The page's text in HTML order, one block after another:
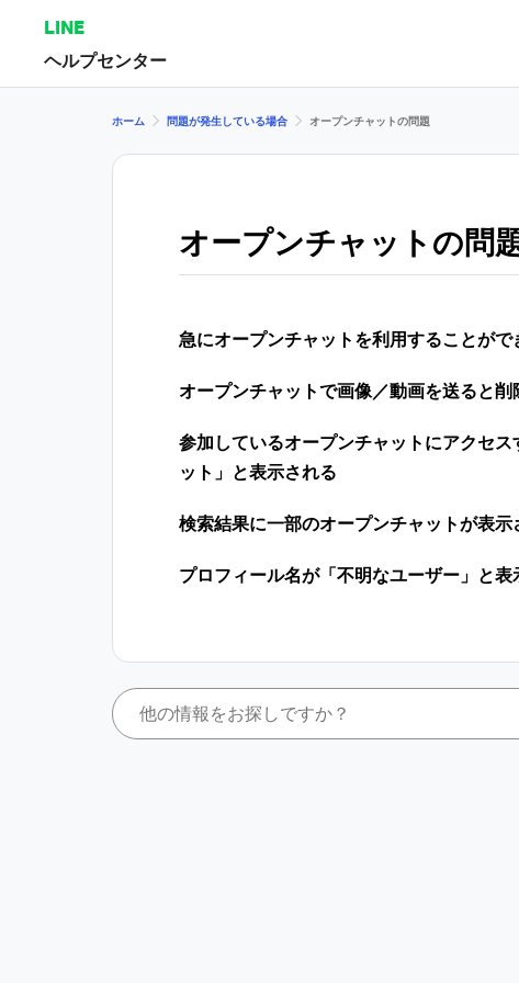
LINE
ヘルプセンター
ホーム 問題が発生している場合 オープンチャットの問題
オープンチャットの問
急にオープンチャットを利用することがで
オープンチャットで画像／動画を送ると削
参加しているオープンチャットにアクセ
ット」と表示される
検索結果に一部のオープンチャットが表示
プロフィール名が「不明なユーザー」と表